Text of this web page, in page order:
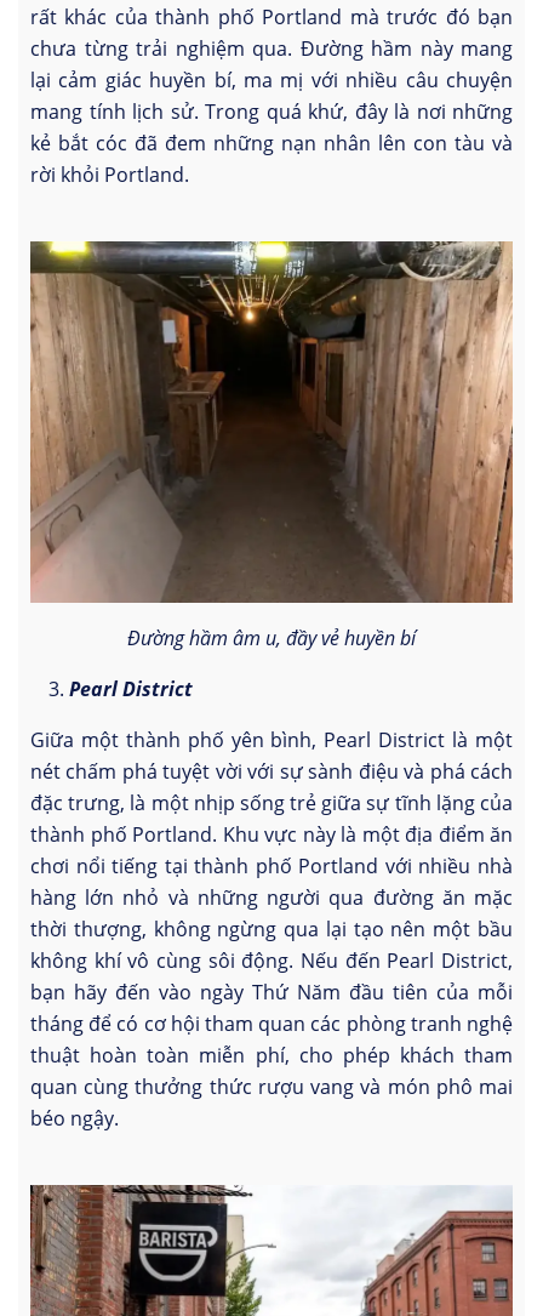
rất khác của thành phố Portland mà trước đó bạn
chưa từng trải nghiệm qua. Đường hầm này mang
lại cảm giác huyền bí, ma mị với nhiều câu chuyện
mang tính lịch sử. Trong quá khứ, đây là nơi những
kẻ bắt cóc đã đem những nạn nhân lên con tàu và
rời khỏi Portland.
Đường hầm âm u, đầy vẻ huyền bí
Pearl District
Giữa một thành phố yên bình, Pearl District là một
nét chấm phá tuyệt vời với sự sành điệu và phá cách
đặc trưng, là một nhịp sống trẻ giữa sự tĩnh lặng của
thành phố Portland. Khu vực này là một địa điểm ăn
chơi nổi tiếng tại thành phố Portland với nhiều nhà
hàng lớn nhỏ và những người qua đường ăn mặc
thời thượng, không ngừng qua lại tạo nên một bầu
không khí vô cùng sôi động. Nếu đến Pearl District,
bạn hãy đến vào ngày Thứ Năm đầu tiên của mỗi
tháng để có cơ hội tham quan các phòng tranh nghệ
thuật hoàn toàn miễn phí, cho phép khách tham
quan cùng thưởng thức rượu vang và món phô mai
béo ngậy.